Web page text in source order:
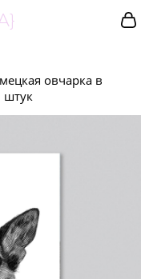
овчарка в
штук